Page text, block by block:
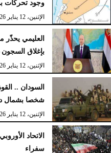
وجود تحركات
الإثنين، 12 يناير 2026
العليمي يحذّر
بإغلاق السجون
الإثنين، 12 يناير 2026
شخصا بشمال
الإثنين، 12 يناير 2026
سفراء